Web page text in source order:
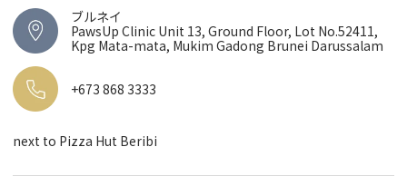
ブルネイ
PawsUp Clinic Unit 13, Ground Floor, Lot No.52411,
Kpg Mata-mata, Mukim Gadong Brunei Darussalam
+673 868 3333
next to Pizza Hut Beribi